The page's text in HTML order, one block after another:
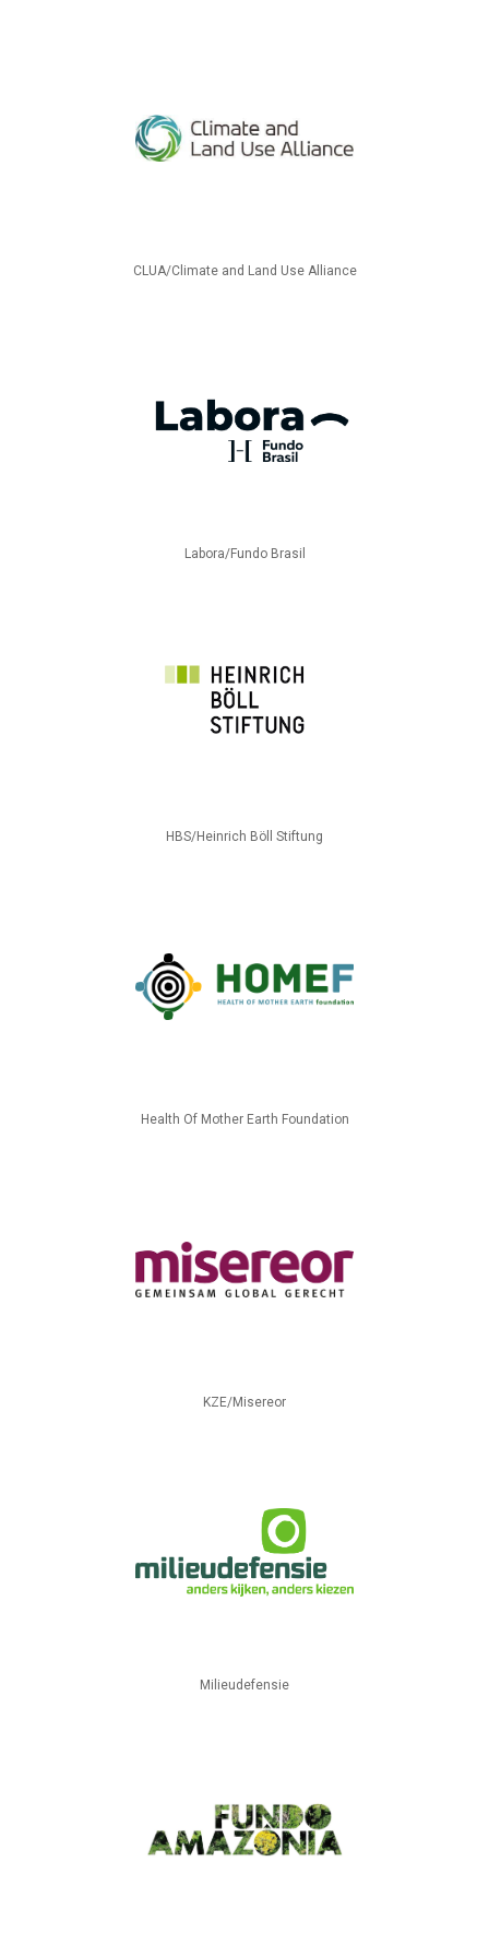
CLUA/Climate and Land Use Alliance
Labora/Fundo Brasil
HBS/Heinrich Böll Stiftung
Health Of Mother Earth Foundation
KZE/Misereor
Milieudefensie